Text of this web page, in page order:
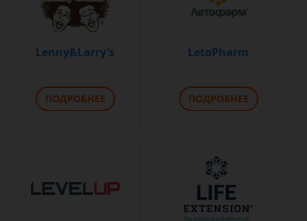
Lenny&Larry’s
ПОДРОБНЕЕ
LetoPharm
ПОДРОБНЕЕ